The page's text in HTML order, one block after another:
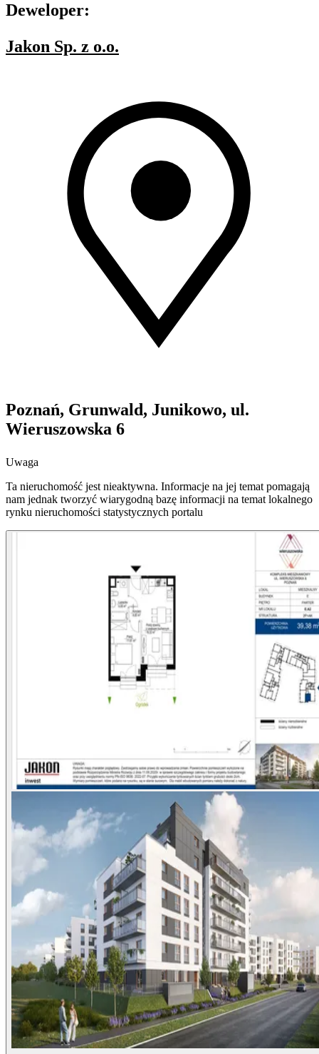
Deweloper:
Jakon Sp. z o.o.
Poznań, Grunwald, Junikowo, ul.
Wieruszowska 6
Uwaga
Ta nieruchomość jest nieaktywna. Informacje na jej temat pomagają
nam jednak tworzyć wiarygodną bazę informacji na temat lokalnego
rynku nieruchomości statystycznych portalu